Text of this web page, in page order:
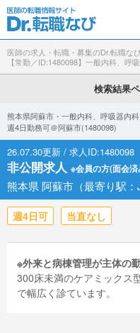
医師の求人・転職・募集のDr.転職な
【常勤／ID:1480098】一般内科、呼
検索結果
熊本県阿蘇市・一般内科、呼吸器内
週4日勤務可＠阿蘇市(1480098)
26.07.30更新 / 求人ID:1480098
非公開求人 ※会員の方(面会
熊本県 阿蘇市（最寄り駅：
週4日可 当直なし
※外来と病棟管理が主体の
300床未満のケアミックス
で幅広く診ています。